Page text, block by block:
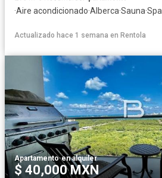
·Aire acondicionado·Alberca·Sauna·Spa
Actualizado hace 1 semana en Rentola
Apartamento·en alquiler
$ 40,000 MXN